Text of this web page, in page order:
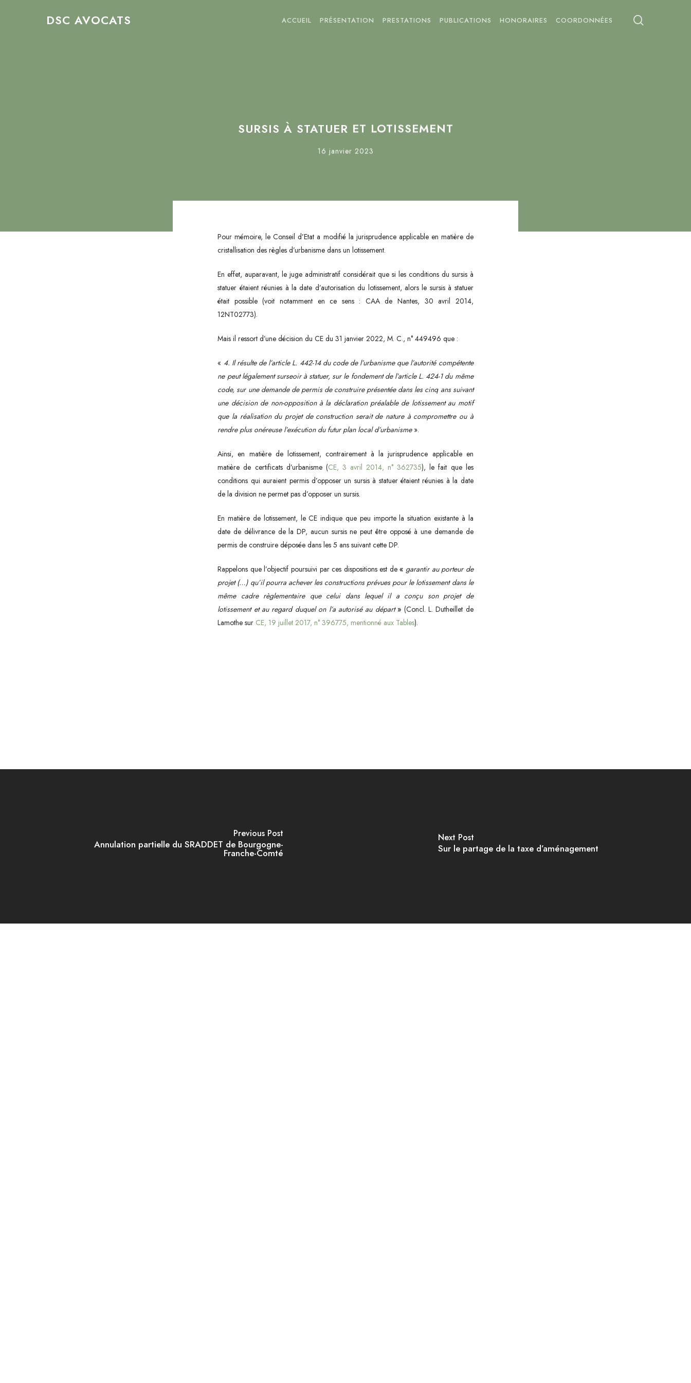
DSC AVOCATS ACCUEIL PRÉSENTATION PRESTATIONS PUBLICATIONS HONORAIRES COORDONNÉES
SURSIS À STATUER ET LOTISSEMENT
16 janvier 2023
Pour mémoire, le Conseil d’Etat a modifié la jurisprudence applicable en matière de
cristallisation des règles d’urbanisme dans un lotissement.
En effet, auparavant, le juge administratif considérait que si les conditions du sursis à
statuer étaient réunies à la date d’autorisation du lotissement, alors le sursis à statuer
était possible (voit notamment en ce sens : CAA de Nantes, 30 avril 2014,
12NT02773).
Mais il ressort d’une décision du CE du 31 janvier 2022, M. C., n° 449496 que :
« 4. Il résulte de l’article L. 442-14 du code de l’urbanisme que l’autorité compétente
ne peut légalement surseoir à statuer, sur le fondement de l’article L. 424-1 du même
code, sur une demande de permis de construire présentée dans les cinq ans suivant
une décision de non-opposition à la déclaration préalable de lotissement au motif
que la réalisation du projet de construction serait de nature à compromettre ou à
rendre plus onéreuse l’exécution du futur plan local d’urbanisme».
Ainsi, en matière de lotissement, contrairement à la jurisprudence applicable en
matière de certificats d’urbanisme (CE, 3 avril 2014, n° 362735), le fait que les
conditions qui auraient permis d’opposer un sursis à statuer étaient réunies à la date
de la division ne permet pas d’opposer un sursis.
En matière de lotissement, le CE indique que peu importe la situation existante à la
date de délivrance de la DP, aucun sursis ne peut être opposé à une demande de
permis de construire déposée dans les 5 ans suivant cette DP.
Rappelons que l’objectif poursuivi par ces dispositions est de« garantir au porteur de
projet (…) qu’il pourra achever les constructions prévues pour le lotissement dans le
même cadre règlementaire que celui dans lequel il a conçu son projet de
lotissement et au regard duquel on l’a autorisé au départ » (Concl. L. Dutheillet de
Lamothe sur CE, 19 juillet 2017, n° 396775, mentionné aux Tables).
Previous Post
Annulation partielle du SRADDET de Bourgogne-
Franche-Comté
Next Post
Sur le partage de la taxe d’aménagement